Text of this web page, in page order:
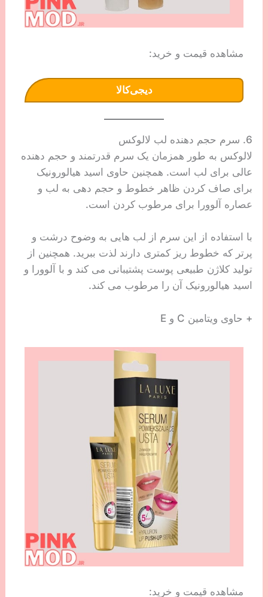
مشاهده قیمت و خرید:
دیجی‌کالا
6. سرم حجم دهنده لب لالوکس
لالوکس به طور همزمان یک سرم قدرتمند و حجم دهنده
عالی برای لب است. همچنین حاوی اسید هیالورونیک
برای صاف کردن ظاهر خطوط و حجم دهی به لب و
عصاره آلوورا برای مرطوب کردن است.
با استفاده از این سرم از لب هایی به وضوح درشت و
پرتر که خطوط ریز کمتری دارند لذت ببرید. همچنین از
تولید کلاژن طبیعی پوست پشتیبانی می کند و با آلوورا و
اسید هیالورونیک آن را مرطوب می کند.
+ حاوی ویتامین C و E
مشاهده قیمت و خرید: